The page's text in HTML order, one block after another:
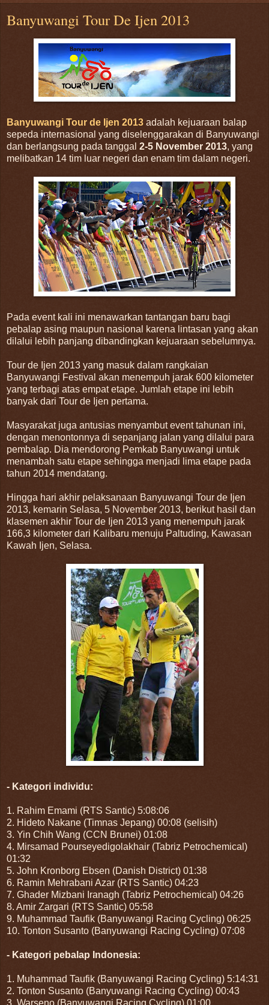
Banyuwangi Tour De Ijen 2013
Banyuwangi Tour de Ijen 2013 adalah kejuaraan balap
sepeda internasional yang diselenggarakan di Banyuwangi
dan berlangsung pada tanggal 2-5 November 2013, yang
melibatkan 14 tim luar negeri dan enam tim dalam negeri.
Pada event kali ini menawarkan tantangan baru bagi
pebalap asing maupun nasional karena lintasan yang akan
dilalui lebih panjang dibandingkan kejuaraan sebelumnya.
Tour de Ijen 2013 yang masuk dalam rangkaian
Banyuwangi Festival akan menempuh jarak 600 kilometer
yang terbagi atas empat etape. Jumlah etape ini lebih
banyak dari Tour de Ijen pertama.
Masyarakat juga antusias menyambut event tahunan ini,
dengan menontonnya di sepanjang jalan yang dilalui para
pembalap. Dia mendorong Pemkab Banyuwangi untuk
menambah satu etape sehingga menjadi lima etape pada
tahun 2014 mendatang.
Hingga hari akhir pelaksanaan Banyuwangi Tour de Ijen
2013, kemarin Selasa, 5 November 2013, berikut hasil dan
klasemen akhir Tour de Ijen 2013 yang menempuh jarak
166,3 kilometer dari Kalibaru menuju Paltuding, Kawasan
Kawah Ijen, Selasa.
- Kategori individu:
1. Rahim Emami (RTS Santic) 5:08:06
2. Hideto Nakane (Timnas Jepang) 00:08 (selisih)
3. Yin Chih Wang (CCN Brunei) 01:08
4. Mirsamad Pourseyedigolakhair (Tabriz Petrochemical)
01:32
5. John Kronborg Ebsen (Danish District) 01:38
6. Ramin Mehrabani Azar (RTS Santic) 04:23
7. Ghader Mizbani Iranagh (Tabriz Petrochemical) 04:26
8. Amir Zargari (RTS Santic) 05:58
9. Muhammad Taufik (Banyuwangi Racing Cycling) 06:25
10. Tonton Susanto (Banyuwangi Racing Cycling) 07:08
- Kategori pebalap Indonesia:
1. Muhammad Taufik (Banyuwangi Racing Cycling) 5:14:31
2. Tonton Susanto (Banyuwangi Racing Cycling) 00:43